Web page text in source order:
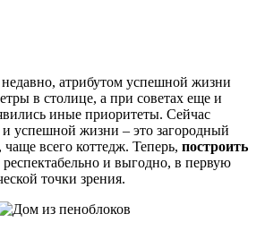
атрибутом успешной жизни
в столице, а при советах еще и
иные приоритеты. Сейчас
успешной жизни – это загородный
всего коттедж. Теперь, построить
респектабельно и выгодно, в первую
точки зрения.